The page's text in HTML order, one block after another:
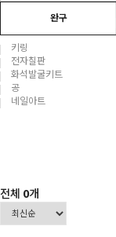
완구
키링
전자칠판
화석발굴키트
공
네일아트
전체 0개